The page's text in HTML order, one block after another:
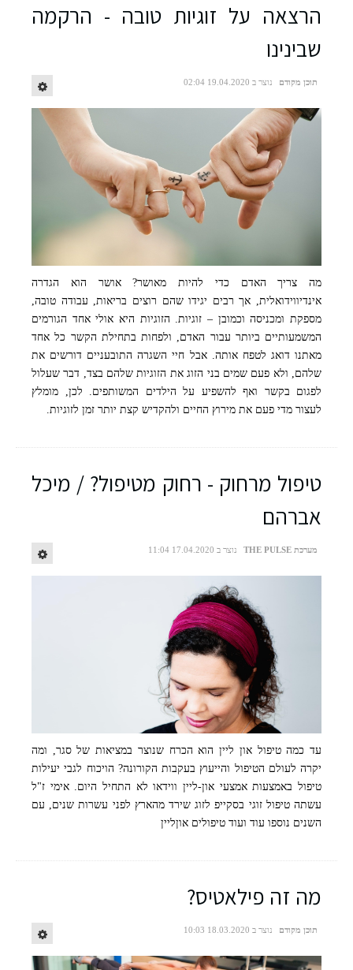
הרצאה על זוגיות טובה - הרקמה
שבינינו
תוכן מקודם נוצר ב 19.04.2020 02:04
מה צריך האדם כדי להיות מאושר? אושר הוא הגדרה
אינדיווידואלית, אך רבים יגידו שהם רוצים בריאות, עבודה טובה,
מספקת ומכניסה וכמובן – זוגיות. הזוגיות היא אולי אחד הגורמים
המשמעותיים ביותר עבור האדם, ולפחות בתחילת הקשר כל אחד
מאתנו דואג לטפח אותה. אבל חיי השגרה התובעניים דורשים את
שלהם, ולא פעם שמים בני הזוג את הזוגיות שלהם בצד, דבר שעלול
לפגום בקשר ואף להשפיע על הילדים המשותפים. לכן, מומלץ
לעצור מדי פעם את מירוץ החיים ולהקדיש קצת יותר זמן לזוגיות.
טיפול מרחוק - רחוק מטיפול? / מיכל
אברהם
מערכת THE PULSE נוצר ב 17.04.2020 11:04
עד כמה טיפול און ליין הוא הכרח שנוצר במציאות של סגר, ומה
יקרה לעולם הטיפול והייעוץ בעקבות הקורונה? הויכוח לגבי יעילות
טיפול באמצעות אמצעי און-ליין ווידאו לא התחיל היום. אימי ז"ל
עשתה טיפול זוגי בסקייפ לזוג שירד מהארץ לפני עשרות שנים, עם
השנים נוספו עוד ועוד טיפולים אוןליין
מה זה פילאטיס?
תוכן מקודם נוצר ב 18.03.2020 10:03